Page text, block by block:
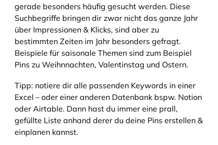
gerade besonders häufig gesucht werden. Diese
Suchbegriffe bringen dir zwar nicht das ganze Jahr
über Impressionen & Klicks, sind aber zu
bestimmten Zeiten im Jahr besonders gefragt.
Beispiele für saisonale Themen sind zum Beispiel
Pins zu Weihnnachten, Valentinstag und Ostern.
Tipp: notiere dir alle passenden Keywords in einer
Excel – oder einer anderen Datenbank bspw. Notion
oder Airtable. Dann hast du immer eine prall,
gefüllte Liste anhand derer du deine Pins erstellen &
einplanen kannst.